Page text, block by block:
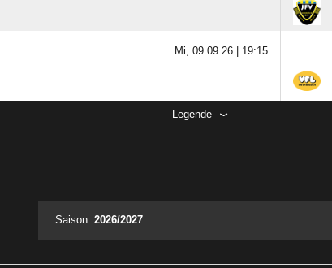
Mi, 09.09.26 | 19:15
Legende
Saison: 2026/2027